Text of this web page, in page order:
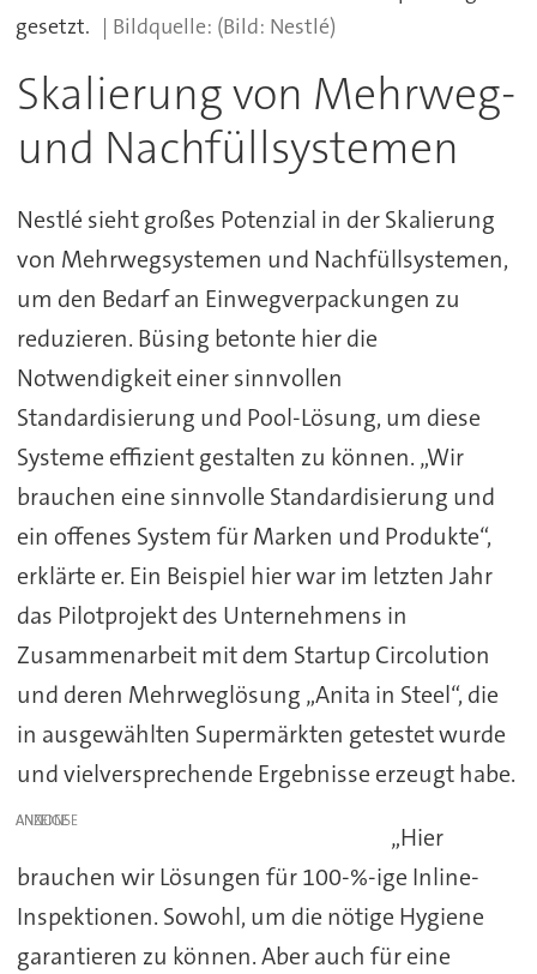
gesetzt.
(Bild: Nestlé)
Skalierung von Mehrweg-
und Nachfüllsystemen
Nestlé sieht großes Potenzial in der Skalierung
von Mehrwegsystemen und Nachfüllsystemen,
um den Bedarf an Einwegverpackungen zu
reduzieren. Büsing betonte hier die
Notwendigkeit einer sinnvollen
Standardisierung und Pool-Lösung, um diese
Systeme effizient gestalten zu können. „Wir
brauchen eine sinnvolle Standardisierung und
ein offenes System für Marken und Produkte“,
erklärte er. Ein Beispiel hier war im letzten Jahr
das Pilotprojekt des Unternehmens in
Zusammenarbeit mit dem Startup Circolution
und deren Mehrweglösung „Anita in Steel“, die
in ausgewählten Supermärkten getestet wurde
und vielversprechende Ergebnisse erzeugt habe.
ANZEIGE
„Hier
brauchen wir Lösungen für 100-%-ige Inline-
Inspektionen. Sowohl, um die nötige Hygiene
garantieren zu können. Aber auch für eine